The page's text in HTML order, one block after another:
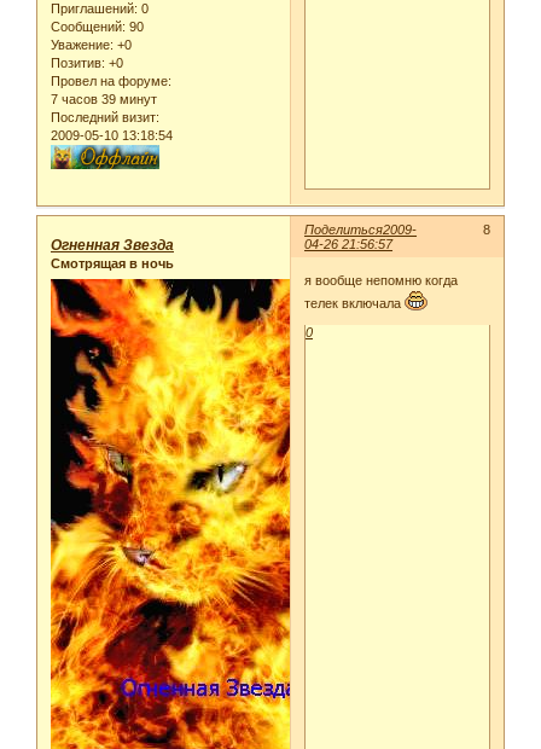
Приглашений: 0
Сообщений: 90
Уважение: +0
Позитив: +0
Провел на форуме:
7 часов 39 минут
Последний визит:
2009-05-10 13:18:54
Поделиться 8
2009-
04-26 21:56:57
Огненная Звезда
Смотрящая в ночь
я вообще непомню когда
телек включала
0